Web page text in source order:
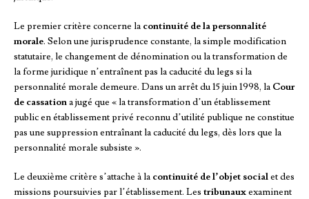
Le premier critère concerne la continuité de la personnalité
morale. Selon une jurisprudence constante, la simple modification
statutaire, le changement de dénomination ou la transformation de
la forme juridique n’entraînent pas la caducité du legs si la
personnalité morale demeure. Dans un arrêt du 15 juin 1998, la Cour
de cassationa jugé que « la transformation d’un établissement
public en établissement privé reconnu d’utilité publique ne constitue
pas une suppression entraînant la caducité du legs, dès lors que la
personnalité morale subsiste ».
Le deuxième critère s’attache à la continuité de l’objet socialet des
missions poursuivies par l’établissement. Les tribunauxexaminent